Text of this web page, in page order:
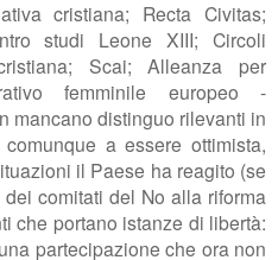
cristiana; Recta Civitas;
studi Leone XIII; Circoli
Scai; Alleanza per
femminile europeo -
mancano distinguo rilevanti in
a essere ottimista,
il Paese ha reagito (se
comitati del No alla riforma
che portano istanze di libertà:
partecipazione che ora non